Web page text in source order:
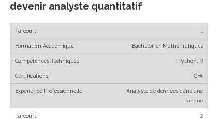
devenir analyste quantitatif
1
Bachelor en Mathématiques
Python, R
CFA
Analyste de données dans une
banque
2